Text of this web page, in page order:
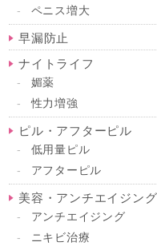
ペニス増大
早漏防止
ナイトライフ
媚薬
性力増強
ピル・アフターピル
低用量ピル
アフターピル
美容・アンチエイジング
アンチエイジング
ニキビ治療